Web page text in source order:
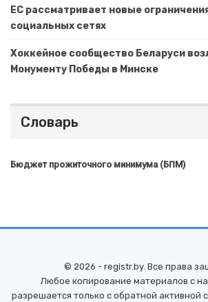
ЕС рассматривает новые
социальных сетях
Хоккейное сообщество Беларуси
Монументу Победы в Минске
Словарь
Бюджет прожиточного минимума (БПМ)
© 2026 - registr.by. Все права
Любое копирование материалов с
разрешается только с обратной активной